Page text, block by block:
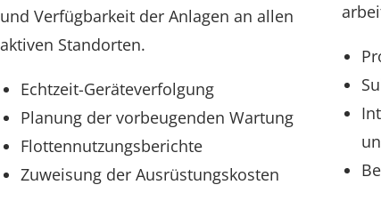
und Verfügbarkeit der Anlagen an allen
aktiven Standorten.
Echtzeit-Geräteverfolgung
Planung der vorbeugenden Wartung
Flottennutzungsberichte
Zuweisung der Ausrüstungskosten